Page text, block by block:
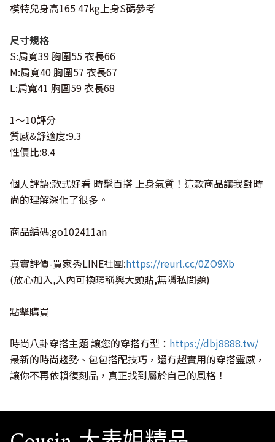
模特兒身高165 47kg上身S碼參考
尺寸規格
S:肩寬39 胸圍55 衣長66
M:肩寬40 胸圍57 衣長67
L:肩寬41 胸圍59 衣長68
1～10評分
質感&舒適度:9.3
性價比:8.4
個人評語:款式好看 時髦百搭 上身氣質！這款商品讓我對時
尚的理解深化了很多。
商品編碼:go102411an
真實評價-買家秀LINE社團:https://reurl.cc/0ZO9Xb
(放心加入,入內可換暱稱與大頭貼,無隱私問題)
點擊購買
時尚八卦穿搭主題 讓您的穿搭有型： https://dbj8888.tw/
最新的時尚趨勢、包包搭配技巧，還有超實用的穿搭靈感，
讓你不再依賴復刻品，真正找到屬於自己的風格！